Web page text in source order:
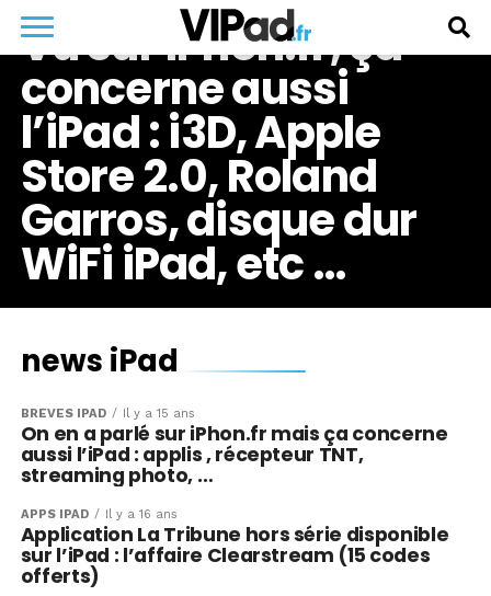
Vu sur iPhon.fr, ça
concerne aussi
l’iPad : i3D, Apple
Store 2.0, Roland
Garros, disque dur
WiFi iPad, etc …
news iPad
BRÈVES IPAD Il y a 15 ans
On en a parlé sur iPhon.fr mais ça concerne
aussi l’iPad : applis , récepteur TNT,
streaming photo, …
APPS IPAD Il y a 16 ans
Application La Tribune hors série disponible
sur l’iPad : l’affaire Clearstream (15 codes
offerts)